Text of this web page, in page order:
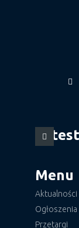
Menu
Aktualności
Ogłoszenia
Przetargi